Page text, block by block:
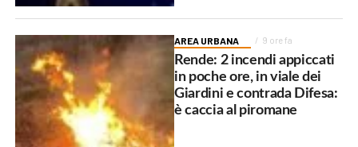
AREA URBANA 9 ore fa
Rende: 2 incendi appiccati
in poche ore, in viale dei
Giardini e contrada Difesa:
è caccia al piromane